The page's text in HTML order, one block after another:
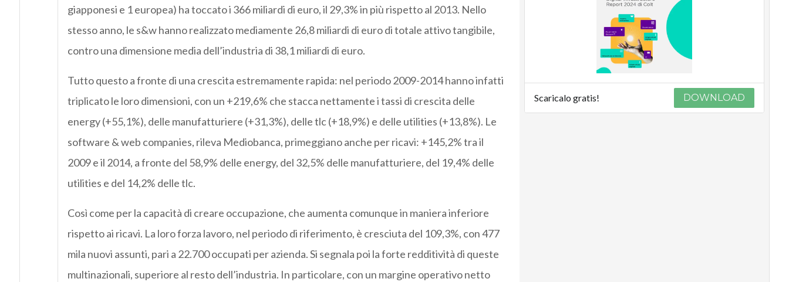
giapponesi e 1 europea) ha toccato i 366 miliardi di euro, il 29,3% in più rispetto al 2013. Nello
stesso anno, le s&w hanno realizzato mediamente 26,8 miliardi di euro di totale attivo tangibile,
contro una dimensione media dell’industria di 38,1 miliardi di euro.
Tutto questo a fronte di una crescita estremamente rapida: nel periodo 2009-2014 hanno infatti
triplicato le loro dimensioni, con un +219,6% che stacca nettamente i tassi di crescita delle
energy (+55,1%), delle manufatturiere (+31,3%), delle tlc (+18,9%) e delle utilities (+13,8%). Le
software & web companies, rileva Mediobanca, primeggiano anche per ricavi: +145,2% tra il
2009 e il 2014, a fronte del 58,9% delle energy, del 32,5% delle manufatturiere, del 19,4% delle
utilities e del 14,2% delle tlc.
Così come per la capacità di creare occupazione, che aumenta comunque in maniera inferiore
rispetto ai ricavi. La loro forza lavoro, nel periodo di riferimento, è cresciuta del 109,3%, con 477
mila nuovi assunti, pari a 22.700 occupati per azienda. Si segnala poi la forte redditività di queste
multinazionali, superiore al resto dell’industria. In particolare, con un margine operativo netto
Scaricalo gratis! DOWNLOAD